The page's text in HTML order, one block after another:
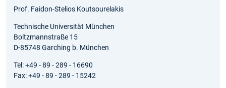
Prof. Faidon-Stelios Koutsourelakis
Technische Universität München
Boltzmannstraße 15
D-85748 Garching b. München
Tel: +49 - 89 - 289 - 16690
Fax: +49 - 89 - 289 - 15242